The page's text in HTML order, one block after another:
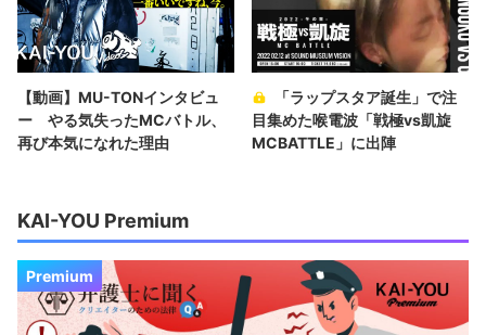
【動画】MU-TONインタビュ
ー やる気失ったMCバトル、
再び本気になれた理由
「ラップスタア誕生」で注
目集めた喉電波「戦極vs凱旋
MCBATTLE」に出陣
KAI-YOU Premium
Premium